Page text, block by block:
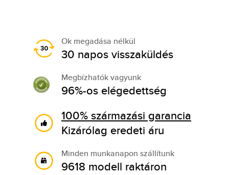
Ok megadása nélkül
30 napos visszaküldés
Megbízhatók vagyunk
96%-os elégedettség
100% származási garancia
Kizárólag eredeti áru
Minden munkanapon szállítunk
9618 modell raktáron